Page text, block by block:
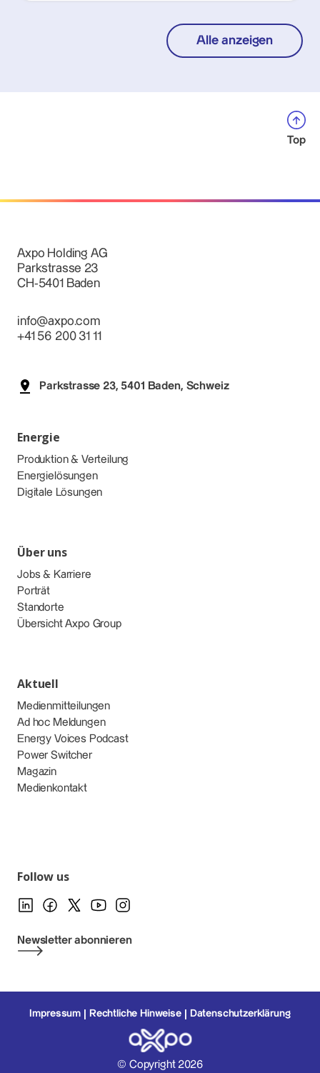
Alle anzeigen
Top
Axpo Holding AG
Parkstrasse 23
CH-5401 Baden
info@axpo.com
+41 56 200 31 11
Parkstrasse 23, 5401 Baden, Schweiz
Energie
Produktion & Verteilung
Energielösungen
Digitale Lösungen
Über uns
Jobs & Karriere
Porträt
Standorte
Übersicht Axpo Group
Aktuell
Medienmitteilungen
Ad hoc Meldungen
Energy Voices Podcast
Power Switcher
Magazin
Medienkontakt
Follow us
Newsletter abonnieren
Impressum Rechtliche Hinweise Datenschutzerklärung
© Copyright 2026